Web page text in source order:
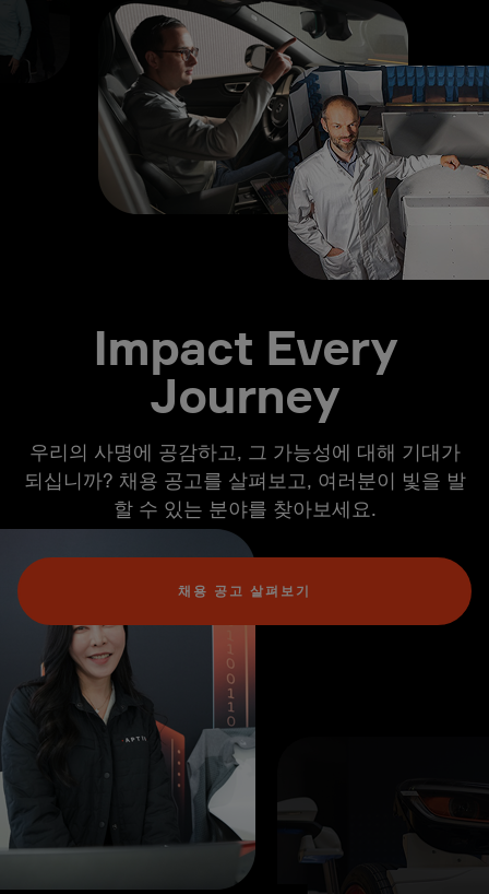
Impact Every
Journey
우리의 사명에 공감하고, 그 가능성에 대해 기대가
되십니까? 채용 공고를 살펴보고, 여러분이 빛을 발
할 수 있는 분야를 찾아보세요.
채용 공고 살펴보기